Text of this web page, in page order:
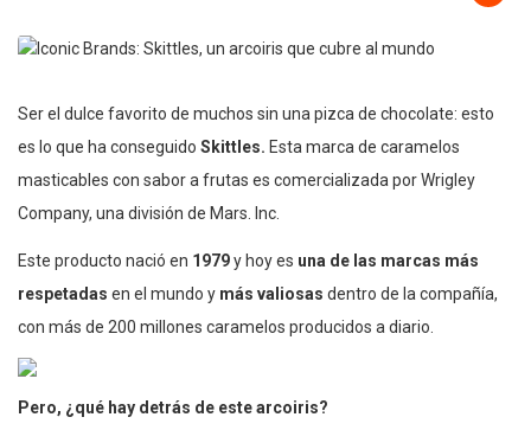
Ser el dulce favorito de muchos sin una pizca de chocolate: esto
es lo que ha conseguido Skittles. Esta marca de caramelos
masticables con sabor a frutas es comercializada por Wrigley
Company, una división de Mars. Inc.
Este producto nació en 1979y hoy es una de las marcas más
respetadas en el mundo y más valiosas dentro de la compañía,
con más de 200 millones caramelos producidos a diario.
Pero, ¿qué hay detrás de este arcoiris?